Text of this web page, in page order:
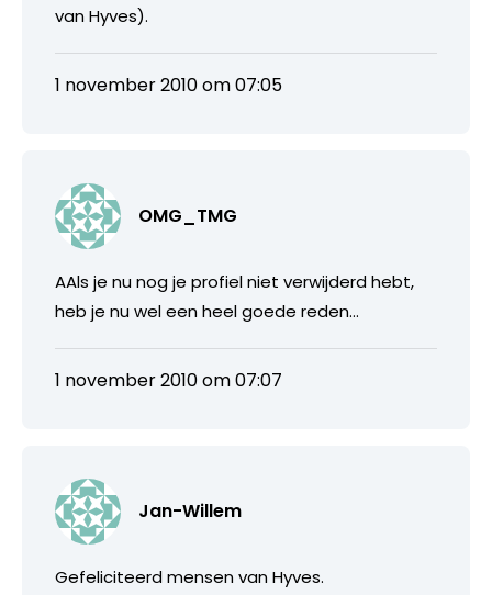
van Hyves).
1 november 2010 om 07:05
OMG_TMG
AAls je nu nog je profiel niet verwijderd hebt,
heb je nu wel een heel goede reden…
1 november 2010 om 07:07
Jan-Willem
Gefeliciteerd mensen van Hyves.